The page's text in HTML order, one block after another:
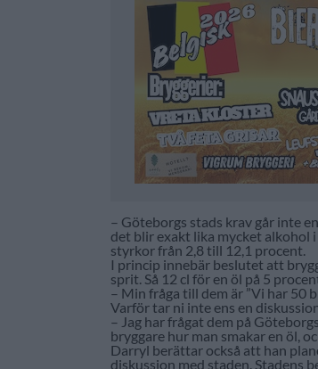
– Göteborgs stads krav går inte
det blir exakt lika mycket alkohol
styrkor från 2,8 till 12,1 procent.
I princip innebär beslutet att
sprit. Så 12 cl för en öl på 5
– Min fråga till dem är ”Vi har 50
Varför tar ni inte ens en
– Jag har frågat dem på
bryggare hur man smakar en öl,
Darryl berättar också att han
diskussion med staden. Stadens